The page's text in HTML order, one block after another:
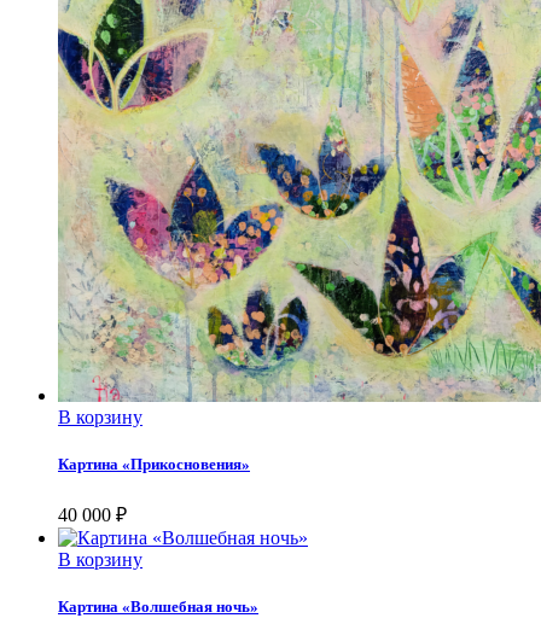
В корзину
Картина «Прикосновения»
40 000 ₽
В корзину
Картина «Волшебная ночь»